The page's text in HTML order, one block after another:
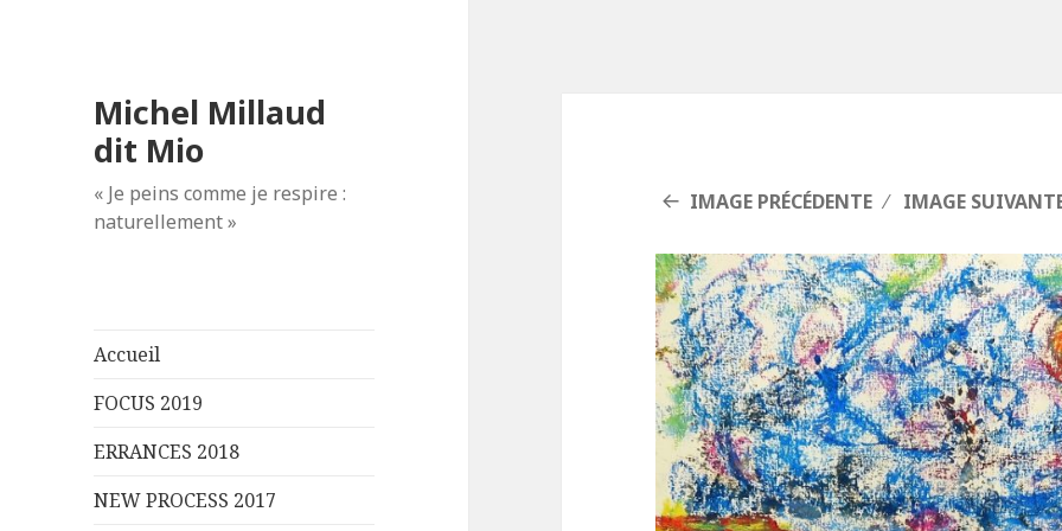
Michel Millaud
dit Mio
« Je peins comme je respire :
naturellement »
Accueil
FOCUS 2019
ERRANCES 2018
NEW PROCESS 2017
IMAGE PRÉCÉDENTE IMAGE